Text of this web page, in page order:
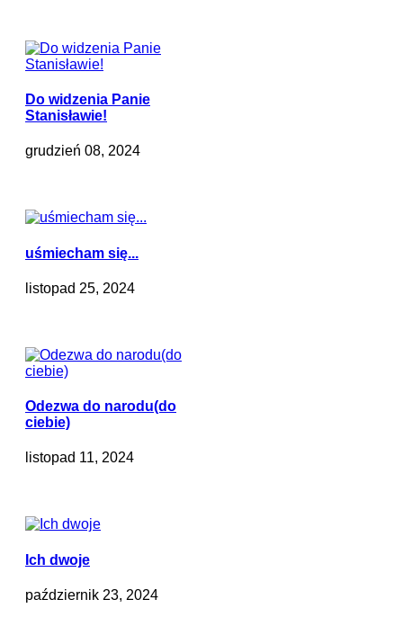
Do widzenia Panie
Stanisławie!
grudzień 08, 2024
uśmiecham się...
listopad 25, 2024
Odezwa do narodu(do
ciebie)
listopad 11, 2024
Ich dwoje
październik 23, 2024